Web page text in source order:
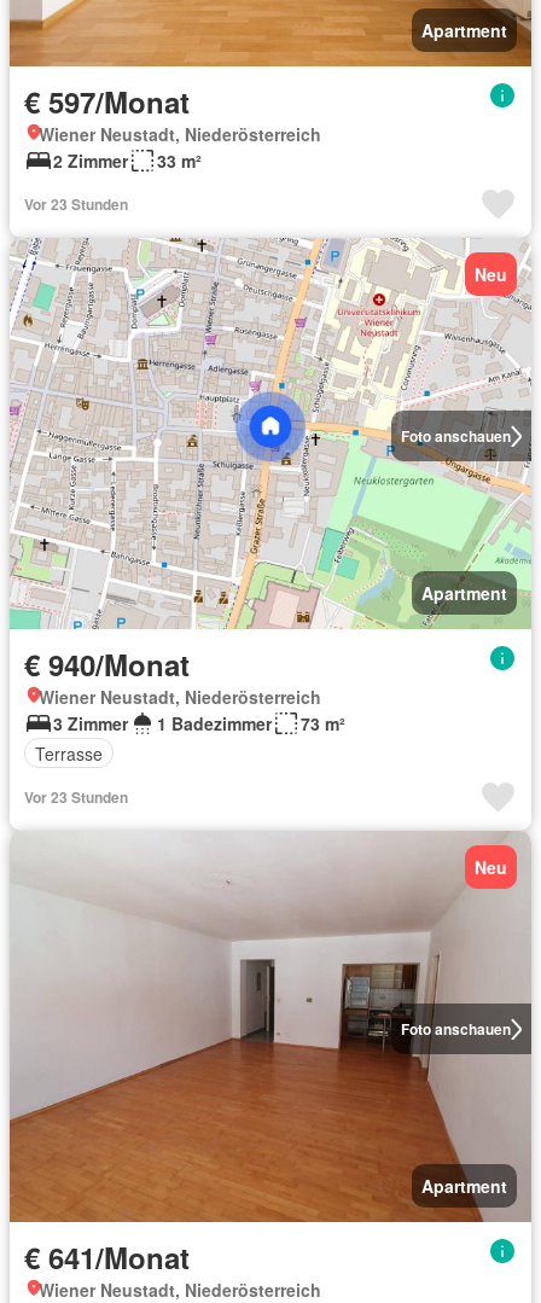
Apartment
€ 597/Monat
Wiener Neustadt, Niederösterreich
2 Zimmer
33 m²
Vor 23 Stunden
Foto anschauen
Neu
Apartment
€ 940/Monat
Wiener Neustadt, Niederösterreich
3 Zimmer
1 Badezimmer
73 m²
Terrasse
Vor 23 Stunden
Foto anschauen
Neu
Apartment
€ 641/Monat
Wiener Neustadt, Niederösterreich